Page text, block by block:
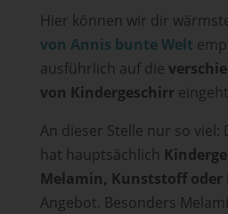
Hier können wir dir
von Annis bunte Welt
ausführlich auf die
von Kindergeschirr
An dieser Stelle nur so viel:
hat hauptsächlich
Melamin, Kunststoff oder
Angebot. Besonders